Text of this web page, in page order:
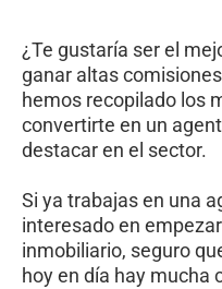
¿Te gustaría ser el
ganar altas
hemos recopilado los
convertirte en un
destacar en el sector.
Si ya trabajas en una
interesado en
inmobiliario, seguro
hoy en día hay mucha